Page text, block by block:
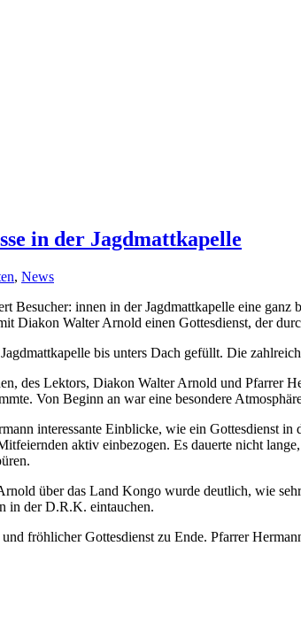
in der Jagdmattkapelle
, News
Besucher: innen in der Jagdmattkapelle eine
Diakon Walter Arnold einen Gottesdienst, der
bis unters Dach gefüllt. Die
des Lektors, Diakon Walter Arnold und Pfarrer
Von Beginn an war eine besondere
interessante Einblicke, wie ein
aktiv einbezogen. Es dauerte nicht
über das Land Kongo wurde deutlich, wie
in der D.R.K. eintauchen.
fröhlicher Gottesdienst zu Ende. Pfarrer